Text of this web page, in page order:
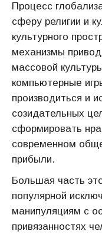
Процесс
сферу религии и
культурного
механизмы
массовой
компьютерные
производиться и
созидательных
сформировать
современном
прибыли.
Большая часть
популярной
манипуляциям с
привязанностях